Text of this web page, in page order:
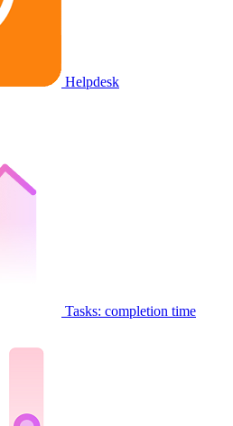
Helpdesk
Tasks: completion time